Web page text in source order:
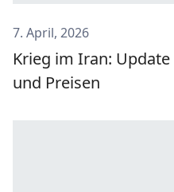
7. April, 2026
Krieg im Iran:
und Preisen